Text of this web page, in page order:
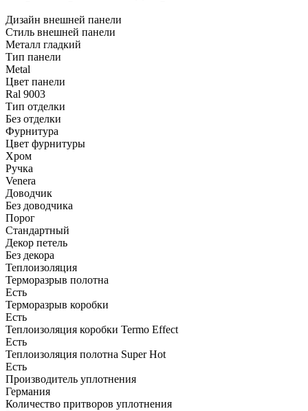
Дизайн внешней панели
Стиль внешней панели
Металл гладкий
Тип панели
Metal
Цвет панели
Ral 9003
Тип отделки
Без отделки
Фурнитура
Цвет фурнитуры
Хром
Ручка
Venera
Доводчик
Без доводчика
Порог
Стандартный
Декор петель
Без декора
Теплоизоляция
Терморазрыв полотна
Есть
Терморазрыв коробки
Есть
Теплоизоляция коробки Termo Effect
Есть
Теплоизоляция полотна Super Нot
Есть
Производитель уплотнения
Германия
Количество притворов уплотнения